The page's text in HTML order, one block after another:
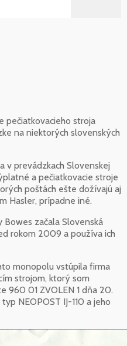
pečiatkovacieho stroja
na niektorých slovenských
v prevádzkach Slovenskej
a pečiatkovacie stroje
poštách ešte dožívajú aj
Hasler, prípadne iné.
začala Slovenská
rokom 2009 a používa ich
monopolu vstúpila firma
strojom, ktorý som
960 01 ZVOLEN 1 dňa 20.
NEOPOST IJ-110 a jeho